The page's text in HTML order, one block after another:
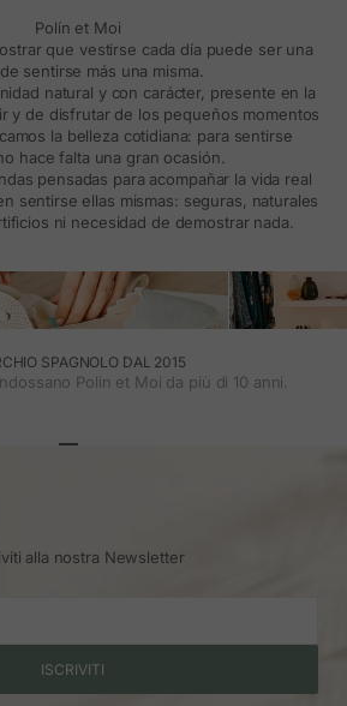
Polín et Moi
que vestirse cada día puede ser una
sentirse más una misma.
natural y con carácter, presente en la
y de disfrutar de los pequeños momentos
la belleza cotidiana: para sentirse
hace falta una gran ocasión.
pensadas para acompañar la vida real
sentirse ellas mismas: seguras, naturales
ni necesidad de demostrar nada.
SPAGNOLO DAL 2015
Polin et Moi da più di 10 anni.
alla nostra Newsletter
ISCRIVITI